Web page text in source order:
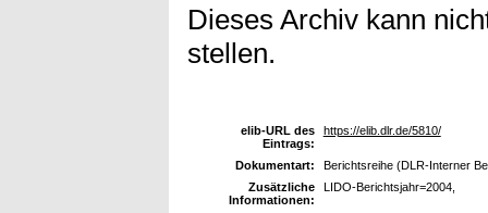
Dieses Archiv kann
stellen.
elib-URL des
Eintrags:
https://elib.dlr.de/5810/
Dokumentart:
Berichtsreihe (DLR-Interner
Zusätzliche
Informationen:
LIDO-Berichtsjahr=2004,